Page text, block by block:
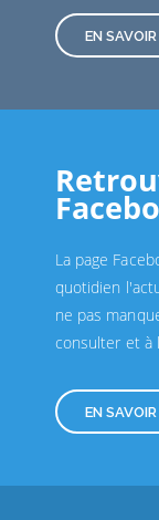
EN
La page
quotidien
ne pas
consulter et à
EN